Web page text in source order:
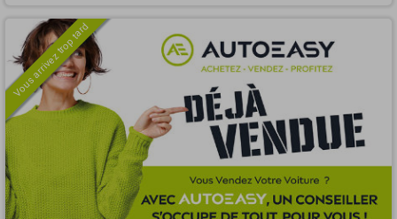
Vous arrivez trop tard